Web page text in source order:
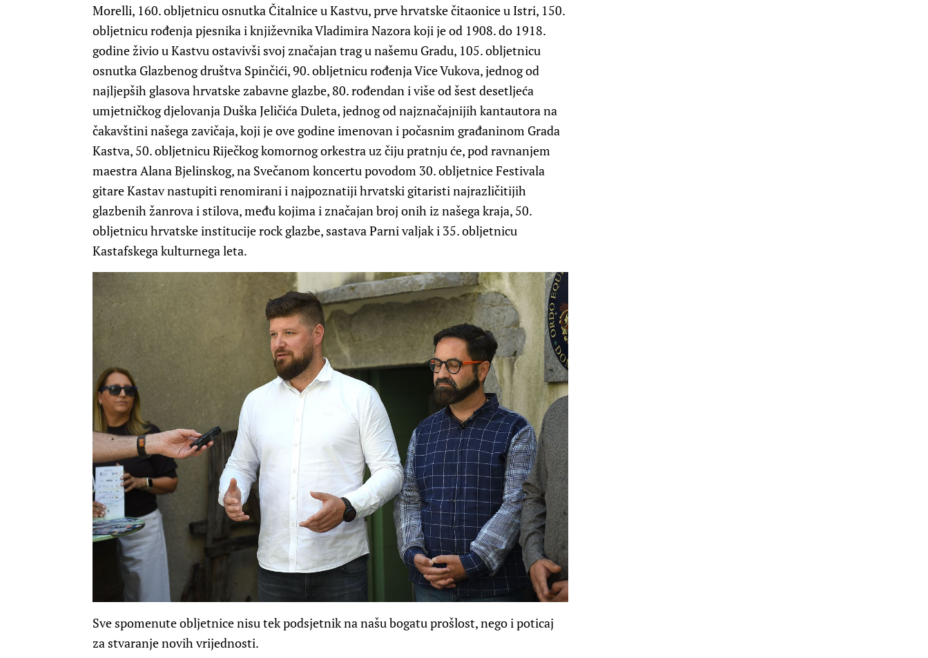
Morelli, 160. obljetnicu osnutka Čitalnice u Kastvu, prve hrvatske čitaonice u Istri, 150.
obljetnicu rođenja pjesnika i književnika Vladimira Nazora koji je od 1908. do 1918.
godine živio u Kastvu ostavivši svoj značajan trag u našemu Gradu, 105. obljetnicu
osnutka Glazbenog društva Spinčići, 90. obljetnicu rođenja Vice Vukova, jednog od
najljepših glasova hrvatske zabavne glazbe, 80. rođendan i više od šest desetljeća
umjetničkog djelovanja Duška Jeličića Duleta, jednog od najznačajnijih kantautora na
čakavštini našega zavičaja, koji je ove godine imenovan i počasnim građaninom Grada
Kastva, 50. obljetnicu Riječkog komornog orkestra uz čiju pratnju će, pod ravnanjem
maestra Alana Bjelinskog, na Svečanom koncertu povodom 30. obljetnice Festivala
gitare Kastav nastupiti renomirani i najpoznatiji hrvatski gitaristi najrazličitijih
glazbenih žanrova i stilova, među kojima i značajan broj onih iz našega kraja, 50.
obljetnicu hrvatske institucije rock glazbe, sastava Parni valjak i 35. obljetnicu
Kastafskega kulturnega leta.
Sve spomenute obljetnice nisu tek podsjetnik na našu bogatu prošlost, nego i poticaj
za stvaranje novih vrijednosti.